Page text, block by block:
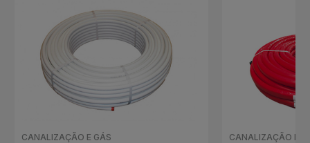
CANALIZAÇÃO E GÁS CANALIZAÇÃO E